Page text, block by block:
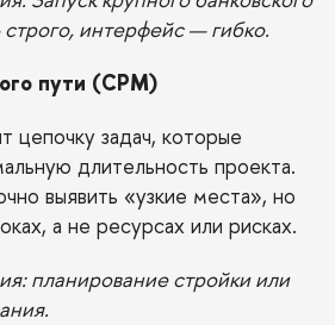
интерфейс — гибко.
пути (CPM)
цепочку задач, которые
длительность проекта.
выявить «узкие места», но
а не ресурсах или рисках.
планирование стройки или